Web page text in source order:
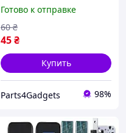
(13x20 mm)
Готово к отправке
45₴
60 ₴
Купить
Parts4Gadgets 98%